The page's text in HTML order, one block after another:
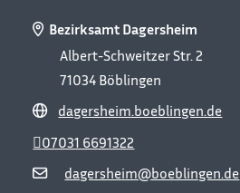
Bezirksamt Dagersheim
Albert-Schweitzer Str. 2
71034 Böblingen
dagersheim.boeblingen.de
dagersheim@boeblingen.de
07031 6691322